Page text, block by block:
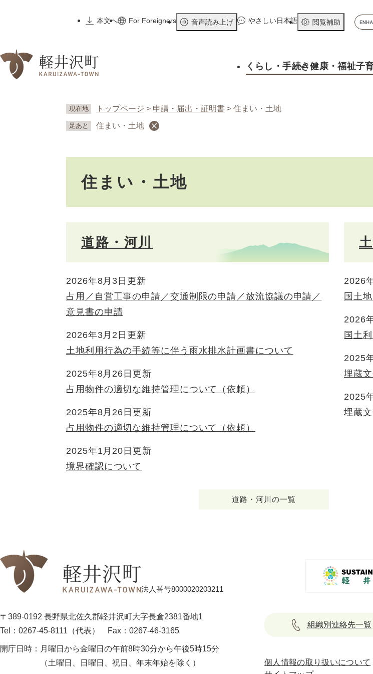
先
本文へ
For Foreigners 音声読み上げ やさしい日本語 閲覧補助
キ
ー
ド
くらし ・手続き健康 ・福祉子
現在地 トップページ > 申請・届出・証明書 > 住まい・土地
足あと 住まい・土地
住まい・土地
道路・河川
2026年8月3日更新
占用／自営工事の申請／交通制限の申請／放流協議の申請／
意見書の申請
2026年3月2日更新
土地利用行為の手続等に伴う雨水排水計画書について
2025年8月26日更新
占用物件の適切な維持管理について（依頼）
2025年8月26日更新
占用物件の適切な維持管理について（依頼）
2025年1月20日更新
境界確認について
道路・河川の一覧
2026
国土
2026
国土
2025
埋蔵
2025
埋蔵
法人番号8000020203211
〒389-0192 長野県北佐久郡軽井沢町大字長倉2381番地1
Tel：0267-45-8111（代表）
Fax：0267-46-3165
開庁日時： 月曜日から金曜日の午前8時30分から午後5時15分
（土曜日、日曜日、祝日、年末年始を除く）
組織別連絡先一覧
個人情報の取り扱いについて